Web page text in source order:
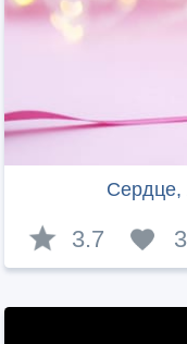
Сердце,
3.7